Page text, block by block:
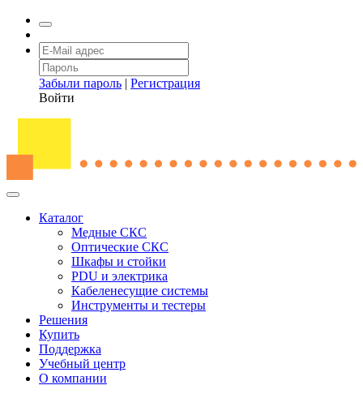
Забыли пароль | Регистрация
Войти
Каталог
Медные СКС
Оптические СКС
Шкафы и стойки
PDU и электрика
Кабеленесущие системы
Инструменты и тестеры
Решения
Купить
Поддержка
Учебный центр
О компании